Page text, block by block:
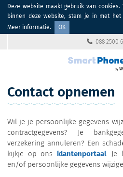
Deze website maakt gebruik van
binnen deze website, stem je in met het
Meer informatie. OK
088 2500
Contact opnemen
Wil je je persoonlijke gegevens
contractgegevens? Je
verzekering annuleren? Een
kijkje op ons klantenportaal. Je
en/of persoonlijke gegevens